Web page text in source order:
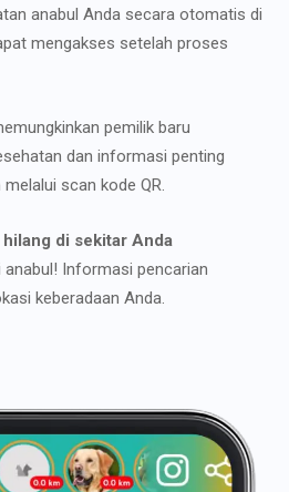
anabul Anda secara otomatis di
mengakses setelah proses
pemilik baru
dan informasi penting
scan kode QR.
hilang di sekitar Anda
anabul! Informasi pencarian
keberadaan Anda.